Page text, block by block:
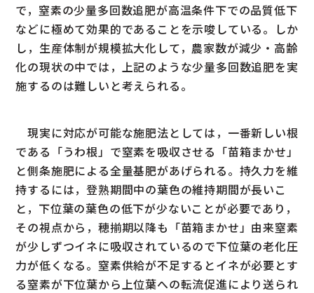
で，窒素の少量多回数追肥が高温条件下での品質低下
などに極めて効果的であることを示唆している。しか
し，生産体制が規模拡大化して，農家数が減少・高齢
化の現状の中では，上記のような少量多回数追肥を実
施するのは難しいと考えられる。
現実に対応が可能な施肥法としては，一番新しい根
である「うわ根」で窒素を吸収させる「苗箱まかせ」
と側条施肥による全量基肥があげられる。持久力を維
持するには，登熟期間中の葉色の維持期間が長いこ
と，下位葉の葉色の低下が少ないことが必要であり，
その視点から，穂揃期以降も「苗箱まかせ」由来窒素
が少しずつイネに吸収されているので下位葉の老化圧
力が低くなる。窒素供給が不足するとイネが必要とす
る窒素が下位葉から上位葉への転流促進により送られ